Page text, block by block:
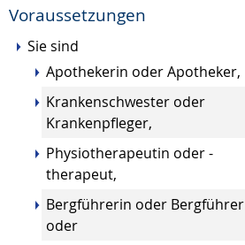
Voraussetzungen
Sie sind
Apothekerin oder Apotheker,
Krankenschwester oder
Krankenpfleger,
Physiotherapeutin oder -
therapeut,
Bergführerin oder Bergführer
oder